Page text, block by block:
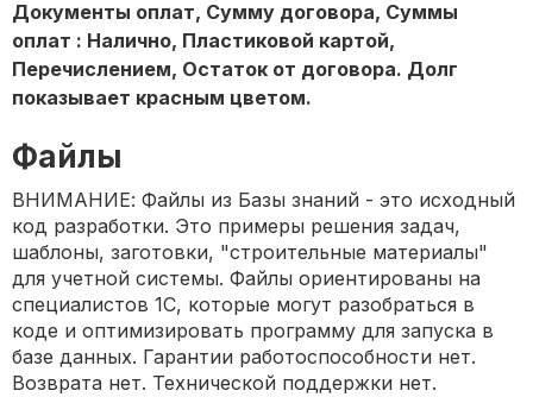
Документы оплат, Сумму договора, Суммы
оплат : Налично, Пластиковой картой,
Перечислением, Остаток от договора. Долг
показывает красным цветом.
Файлы
ВНИМАНИЕ: Файлы из Базы знаний - это исходный
код разработки. Это примеры решения задач,
шаблоны, заготовки, "строительные материалы"
для учетной системы. Файлы ориентированы на
специалистов 1С, которые могут разобраться в
коде и оптимизировать программу для запуска в
базе данных. Гарантии работоспособности нет.
Возврата нет. Технической поддержки нет.